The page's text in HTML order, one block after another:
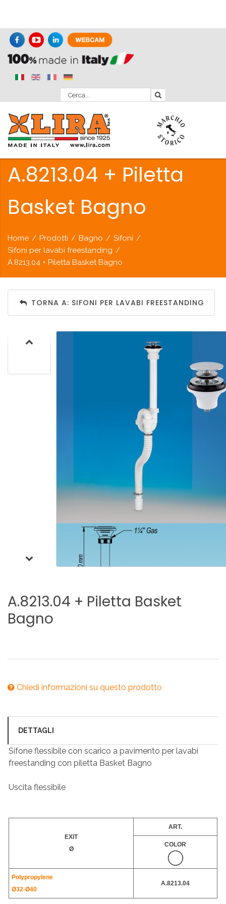
A.8213.04 + Piletta
Basket Bagno
Home / Prodotti / Bagno / Sifoni /
Sifoni per lavabi freestanding /
A.8213.04 + Piletta Basket Bagno
TORNA A: SIFONI PER LAVABI FREESTANDING
A.8213.04 + Piletta Basket
Bagno
Chiedi informazioni su questo prodotto
DETTAGLI
Sifone flessibile con scarico a pavimento per lavabi
freestanding con piletta Basket Bagno
Uscita flessibile
EXIT
Ø
ART.
COLOR
Polypropylene
Ø32-Ø40
A.8213.04